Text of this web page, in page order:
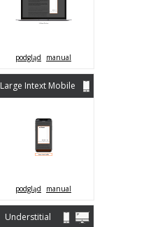
podgląd manual
Large Intext Mobile
podgląd manual
Understitial